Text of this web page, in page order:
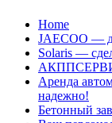
Перейти
содержанию
Home
JAECOO —
Solaris —
Аренда
надежно!
Бетонный